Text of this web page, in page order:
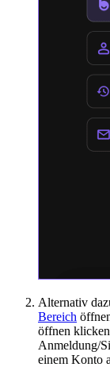
Alternativ
Bereich
öffnen
Anmeldung/
einem Konto